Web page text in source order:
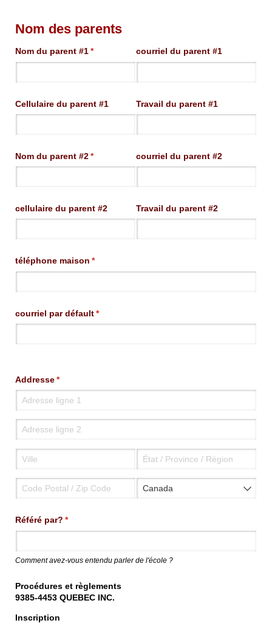
Nom des parents
Nom du parent #1*
(requis) courriel du parent #1
Cellulaire du parent #1 Travail du parent #1
Nom du parent #2*
(requis) courriel du parent #2
cellulaire du parent #2 Travail du parent #2
téléphone maison *
(requis)
courriel par défault*
(requis)
Addresse*
(requis)
Référé par? *
(requis)
Comment avez-vous entendu parler de l'école ?
Procédures et règlements
9385-4453 QUEBEC INC.
Inscription